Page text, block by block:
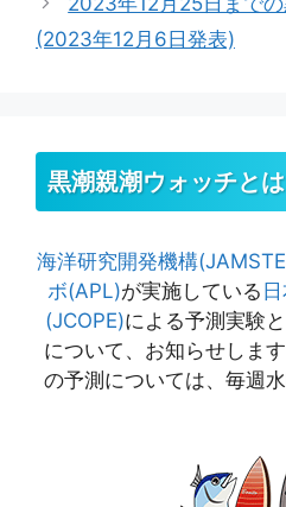
(2023年12月6日発表)
黒潮親潮ウォッチと
海洋研究開発機構
ボ(APL)が実施している
(JCOPE)による予測実験
について、お知らせしま
の予測については、毎週